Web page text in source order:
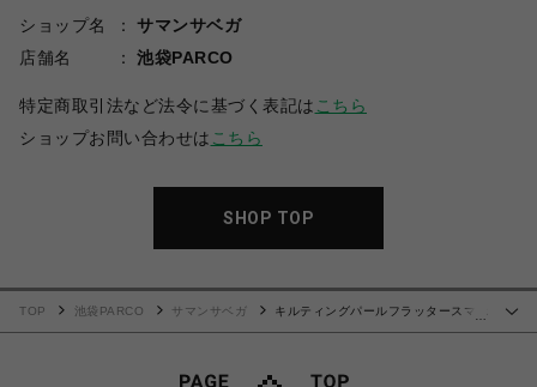
ショップ名
サマンサベガ
店舗名
池袋PARCO
特定商取引法など法令に基づく表記は こちら
ショップお問い合わせは こちら
SHOP TOP
TOP 池袋PARCO サマンサベガ
キルティングパールフラッタースマホ